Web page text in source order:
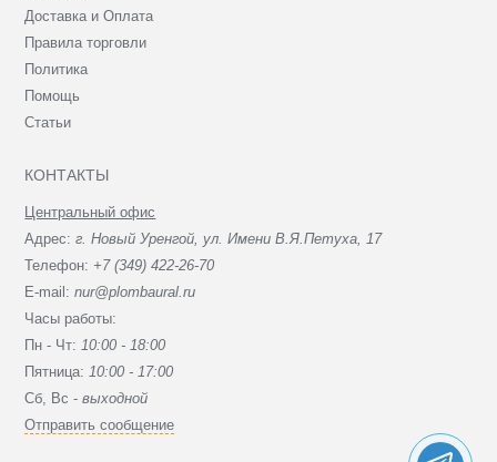
Доставка и Оплата
Правила торговли
Политика
Помощь
Статьи
КОНТАКТЫ
Центральный офис
Адрес:г. Новый Уренгой, ул. Имени В.Я.Петуха, 17
Телефон: +7 (349) 422-26-70
E-mail:nur@plombaural.ru
Часы работы:
Пн - Чт:10:00 - 18:00
Пятница:10:00 - 17:00
Сб, Вc -выходной
Отправить сообщение